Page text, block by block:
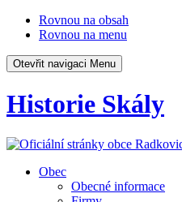
Rovnou na obsah
Rovnou na menu
Otevřit navigaci Menu
Historie Skály
Obec
Obecné informace